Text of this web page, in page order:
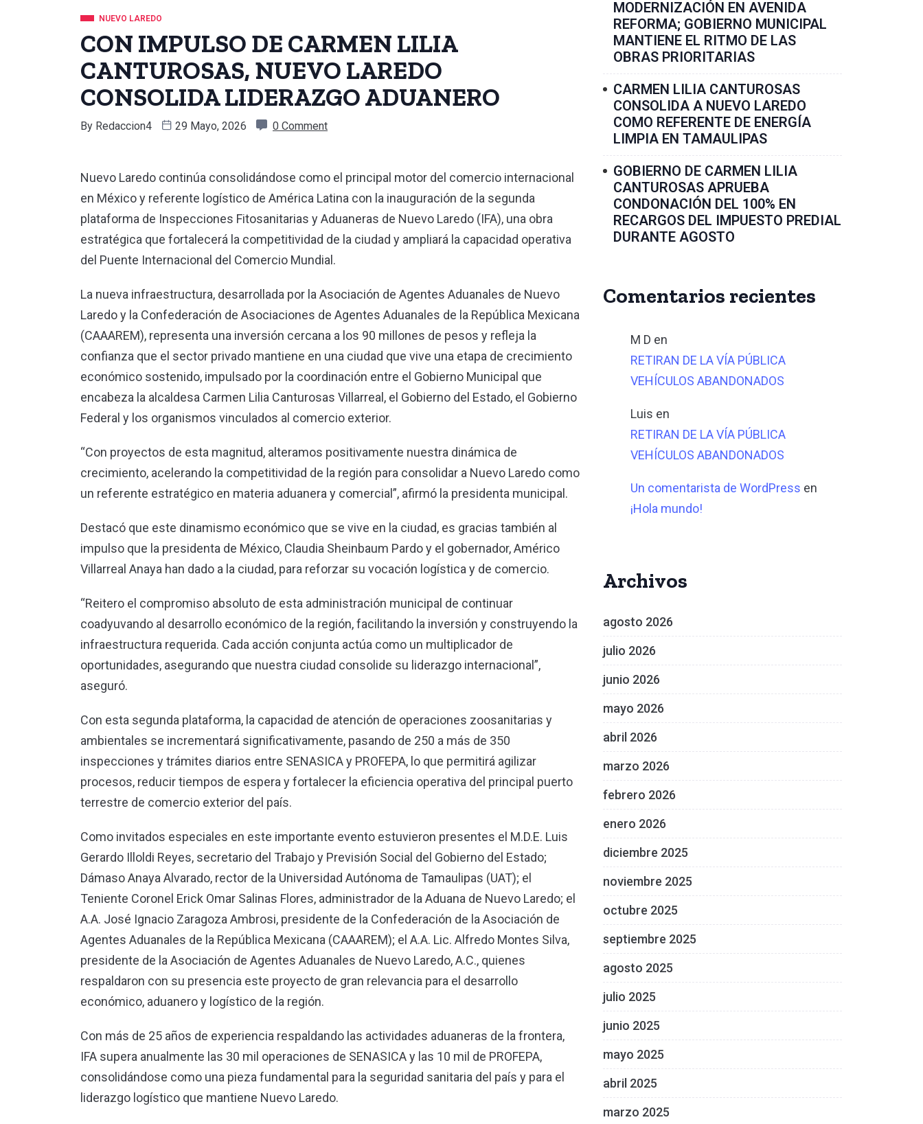
NUEVO LAREDO
CON IMPULSO DE CARMEN LILIA
CANTUROSAS, NUEVO LAREDO
CONSOLIDA LIDERAZGO ADUANERO
By Redaccion4 29 Mayo, 2026 0 Comment
Nuevo Laredo continúa consolidándose como el principal motor del comercio internacional
en México y referente logístico de América Latina con la inauguración de la segunda
plataforma de Inspecciones Fitosanitarias y Aduaneras de Nuevo Laredo (IFA), una obra
estratégica que fortalecerá la competitividad de la ciudad y ampliará la capacidad operativa
del Puente Internacional del Comercio Mundial.
La nueva infraestructura, desarrollada por la Asociación de Agentes Aduanales de Nuevo
Laredo y la Confederación de Asociaciones de Agentes Aduanales de la República Mexicana
(CAAAREM), representa una inversión cercana a los 90 millones de pesos y refleja la
confianza que el sector privado mantiene en una ciudad que vive una etapa de crecimiento
económico sostenido, impulsado por la coordinación entre el Gobierno Municipal que
encabeza la alcaldesa Carmen Lilia Canturosas Villarreal, el Gobierno del Estado, el Gobierno
Federal y los organismos vinculados al comercio exterior.
“Con proyectos de esta magnitud, alteramos positivamente nuestra dinámica de
crecimiento, acelerando la competitividad de la región para consolidar a Nuevo Laredo como
un referente estratégico en materia aduanera y comercial”, afirmó la presidenta municipal.
Destacó que este dinamismo económico que se vive en la ciudad, es gracias también al
impulso que la presidenta de México, Claudia Sheinbaum Pardo y el gobernador, Américo
Villarreal Anaya han dado a la ciudad, para reforzar su vocación logística y de comercio.
“Reitero el compromiso absoluto de esta administración municipal de continuar
coadyuvando al desarrollo económico de la región, facilitando la inversión y construyendo la
infraestructura requerida. Cada acción conjunta actúa como un multiplicador de
oportunidades, asegurando que nuestra ciudad consolide su liderazgo internacional”,
aseguró.
Con esta segunda plataforma, la capacidad de atención de operaciones zoosanitarias y
ambientales se incrementará significativamente, pasando de 250 a más de 350
inspecciones y trámites diarios entre SENASICA y PROFEPA, lo que permitirá agilizar
procesos, reducir tiempos de espera y fortalecer la eficiencia operativa del principal puerto
terrestre de comercio exterior del país.
Como invitados especiales en este importante evento estuvieron presentes el M.D.E. Luis
Gerardo Illoldi Reyes, secretario del Trabajo y Previsión Social del Gobierno del Estado;
Dámaso Anaya Alvarado, rector de la Universidad Autónoma de Tamaulipas (UAT); el
Teniente Coronel Erick Omar Salinas Flores, administrador de la Aduana de Nuevo Laredo; el
A.A. José Ignacio Zaragoza Ambrosi, presidente de la Confederación de la Asociación de
Agentes Aduanales de la República Mexicana (CAAAREM); el A.A. Lic. Alfredo Montes Silva,
presidente de la Asociación de Agentes Aduanales de Nuevo Laredo, A.C., quienes
respaldaron con su presencia este proyecto de gran relevancia para el desarrollo
económico, aduanero y logístico de la región.
Con más de 25 años de experiencia respaldando las actividades aduaneras de la frontera,
IFA supera anualmente las 30 mil operaciones de SENASICA y las 10 mil de PROFEPA,
consolidándose como una pieza fundamental para la seguridad sanitaria del país y para el
liderazgo logístico que mantiene Nuevo Laredo.
MODERNIZACIÓN EN AVENIDA
REFORMA; GOBIERNO MUNICIPAL
MANTIENE EL RITMO DE LAS
OBRAS PRIORITARIAS
CARMEN LILIA CANTUROSAS
CONSOLIDA A NUEVO LAREDO
COMO REFERENTE DE ENERGÍA
LIMPIA EN TAMAULIPAS
GOBIERNO DE CARMEN LILIA
CANTUROSAS APRUEBA
CONDONACIÓN DEL 100% EN
RECARGOS DEL IMPUESTO PREDIAL
DURANTE AGOSTO
Comentarios recientes
M D en
RETIRAN DE LA VÍA PÚBLICA
VEHÍCULOS ABANDONADOS
Luis en
RETIRAN DE LA VÍA PÚBLICA
VEHÍCULOS ABANDONADOS
Un comentarista de WordPress en
¡Hola mundo!
Archivos
agosto 2026
julio 2026
junio 2026
mayo 2026
abril 2026
marzo 2026
febrero 2026
enero 2026
diciembre 2025
noviembre 2025
octubre 2025
septiembre 2025
agosto 2025
julio 2025
junio 2025
mayo 2025
abril 2025
marzo 2025